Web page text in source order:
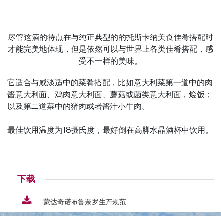
尽管这酒的特点在与纯正典型的的托斯卡纳美食佳肴搭配时
才能完美地体现，但是依然可以与世界上各类佳肴搭配，感
受不一样的美味。
它适合与咸淡适中的菜肴搭配，比如意大利菜第一道中的肉
酱意大利面、鸡肉意大利面、蘑菇或菌类意大利面，烩饭；
以及第二道菜中的猪肉或者酱汁小牛肉。
最佳饮用温度为18摄氏度，最好倒在高脚水晶酒杯中饮用。
下载
蒙达奇诺布鲁奈罗生产规范